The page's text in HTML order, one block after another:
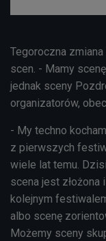
Tegoroczna
scen. - Mamy
jednak sceny
organizatorów,
- My techno
z pierwszych
wiele lat temu.
scena jest złożona
kolejnym
albo scenę
Możemy sceny